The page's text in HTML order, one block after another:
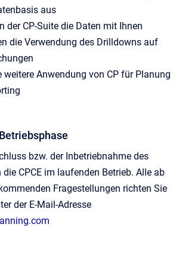
aus
der CP-Suite die Daten mit Ihnen
die Verwendung des Drilldowns auf
weitere Anwendung von CP für Planung
bzw. der Inbetriebnahme des
CPCE im laufenden Betrieb. Alle ab
Fragestellungen richten Sie
der E-Mail-Adresse